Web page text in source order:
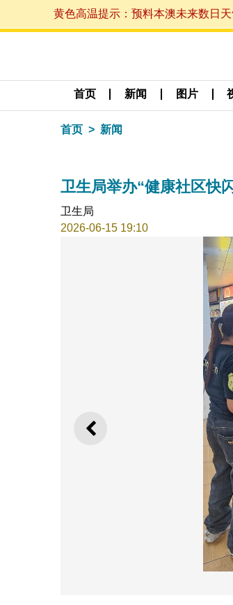
黄色高温提示：预料本澳未来数日
首页 新闻 图片
首页 新闻
卫生局举办“健康社区快
卫生局
2026-06-15 19:10
上一则